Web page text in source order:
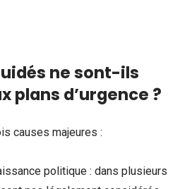
ne sont-ils
plans d’urgence ?
causes majeures :
politique : dans plusieurs